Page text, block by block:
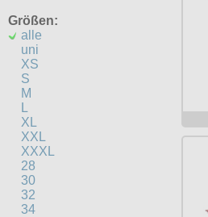
Größen:
alle
uni
XS
S
M
L
XL
XXL
XXXL
28
30
32
34